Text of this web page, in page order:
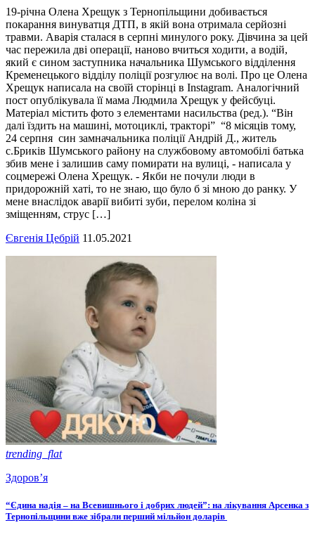
19-річна Олена Хрещук з Тернопільщини добивається
покарання винуватця ДТП, в якій вона отримала серйозні
травми. Аварія сталася в серпні минулого року. Дівчина за цей
час пережила дві операції, наново вчиться ходити, а водій,
який є сином заступника начальника Шумського відділення
Кременецького відділу поліції розгулює на волі. Про це Олена
Хрещук написала на своїй сторінці в Instagram. Аналогічний
пост опублікувала її мама Людмила Хрещук у фейсбуці.
Матеріал містить фото з елементами насильства (ред.). “Він
далі їздить на машині, мотоциклі, тракторі” “8 місяців тому,
24 серпня син замначальника поліції Андрій Д., житель
с.Бриків Шумського району на службовому автомобілі батька
збив мене і залишив саму помирати на вулиці, - написала у
соцмережі Олена Хрещук. - Якби не почули люди в
придорожній хаті, то не знаю, що було б зі мною до ранку. У
мене внаслідок аварії вибиті зуби, перелом коліна зі
зміщенням, струс […]
Євгенія Цебрій 11.05.2021
trending_flat
Здоров’я
“Єдина надія – на Всевишнього і добрих людей”: на лікування Арсенка з
Тернопільщини вже зібрали перший мільйон доларів